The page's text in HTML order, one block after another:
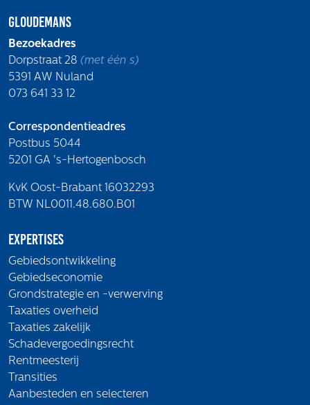
Gloudemans
Bezoekadres
Dorpstraat 28 (met één s)
5391 AW Nuland
073 641 33 12
Correspondentieadres
Postbus 5044
5201 GA 's-Hertogenbosch
KvK Oost-Brabant 16032293
BTW NL0011.48.680.B01
Expertises
Gebiedsontwikkeling
Gebiedseconomie
Grondstrategie en -verwerving
Taxaties overheid
Taxaties zakelijk
Schadevergoedingsrecht
Rentmeesterij
Transities
Aanbesteden en selecteren